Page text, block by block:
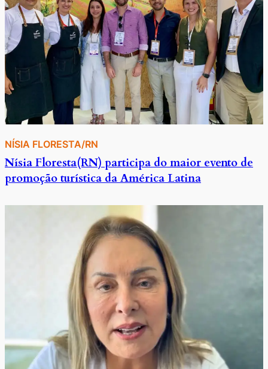
NÍSIA FLORESTA/RN
Nísia Floresta(RN) participa do maior evento de
promoção turística da América Latina